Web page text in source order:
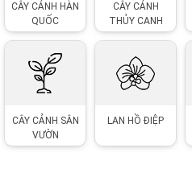
CÂY CẢNH HÀN
QUỐC
CÂY CẢNH
THỦY CANH
CÂY CẢNH SÂN
VƯỜN
LAN HỒ ĐIỆP